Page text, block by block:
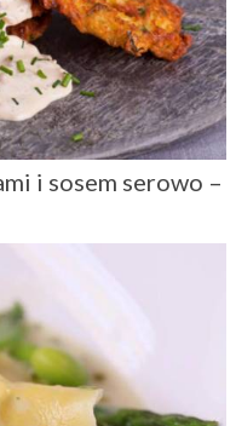
i sosem serowo –